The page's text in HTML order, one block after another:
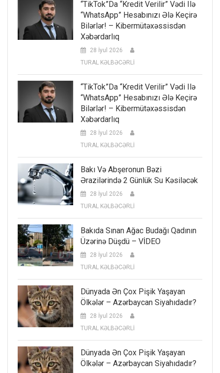
“TikTok”da “kredit Verilir” Vədi Ilə
“WhatsApp” Hesabınızı Ələ Keçirə
Bilərlər! – Kibermütəxəssisdən
Xəbərdarlıq
28 İyul 2026
TURAL KƏLBƏCƏRLİ
“TikTok”da “kredit Verilir” Vədi Ilə
“WhatsApp” Hesabınızı Ələ Keçirə
Bilərlər! – Kibermütəxəssisdən
Xəbərdarlıq
28 İyul 2026
TURAL KƏLBƏCƏRLİ
Bakı Və Abşeronun Bəzi
Ərazilərində 2 Günlük Su Kəsiləcək
28 İyul 2026
TURAL KƏLBƏCƏRLİ
Bakıda Sınan Ağac Budağı Qadının
Üzərinə Düşdü – VİDEO
28 İyul 2026
TURAL KƏLBƏCƏRLİ
Dünyada Ən Çox Pişik Yaşayan
Ölkələr – Azərbaycan Siyahıdadır?
28 İyul 2026
TURAL KƏLBƏCƏRLİ
Dünyada Ən Çox Pişik Yaşayan
Ölkələr – Azərbaycan Siyahıdadır?